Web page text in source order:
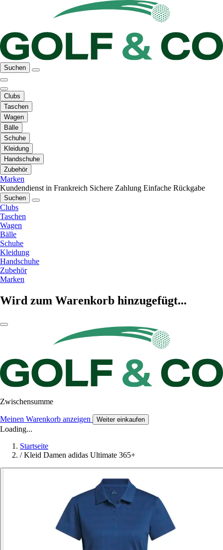
Suchen
Clubs
Taschen
Wagen
Bälle
Schuhe
Kleidung
Handschuhe
Zubehör
Marken
Kundendienst in Frankreich Sichere Zahlung Einfache Rückgabe
Suchen
Clubs
Taschen
Wagen
Bälle
Schuhe
Kleidung
Handschuhe
Zubehör
Marken
Wird zum Warenkorb hinzugefügt...
Zwischensumme
Meinen Warenkorb anzeigen Weiter einkaufen
Loading...
Startseite
/ Kleid Damen adidas Ultimate 365+